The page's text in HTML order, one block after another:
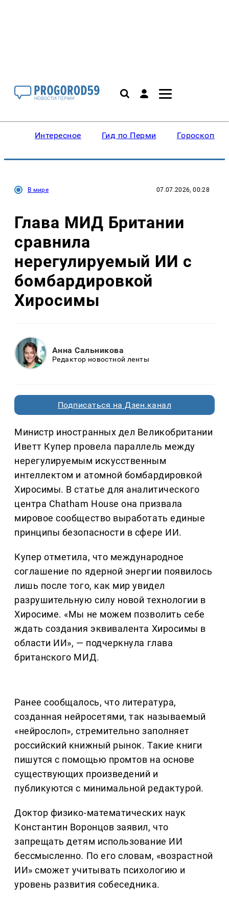
Интересное Гид по Перми Гороскопы
В мире 07.07.2026, 00:28
Глава МИД Британии
сравнила
нерегулируемый ИИ с
бомбардировкой
Хиросимы
Анна Сальникова
Редактор новостной ленты
Подписаться на Дзен.канал
Министр иностранных дел Великобритании
Иветт Купер провела параллель между
нерегулируемым искусственным
интеллектом и атомной бомбардировкой
Хиросимы. В статье для аналитического
центра Chatham House она призвала
мировое сообщество выработать единые
принципы безопасности в сфере ИИ.
Купер отметила, что международное
соглашение по ядерной энергии появилось
лишь после того, как мир увидел
разрушительную силу новой технологии в
Хиросиме. «Мы не можем позволить себе
ждать создания эквивалента Хиросимы в
области ИИ», — подчеркнула глава
британского МИД.
Ранее сообщалось, что литература,
созданная нейросетями, так называемый
«нейрослоп», стремительно заполняет
российский книжный рынок. Такие книги
пишутся с помощью промтов на основе
существующих произведений и
публикуются с минимальной редактурой.
Доктор физико-математических наук
Константин Воронцов заявил, что
запрещать детям использование ИИ
бессмысленно. По его словам, «возрастной
ИИ» сможет учитывать психологию и
уровень развития собеседника.